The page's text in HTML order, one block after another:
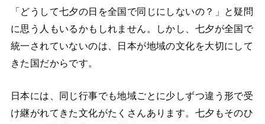
「どうして七夕の日を全国で同じにしないの？」と疑問
に思う人もいるかもしれません。しかし、七夕が全国で
統一されていないのは、日本が地域の文化を大切にして
きた国だからです。
日本には、同じ行事でも地域ごとに少しずつ違う形で受
け継がれてきた文化がたくさんあります。七夕もそのひ